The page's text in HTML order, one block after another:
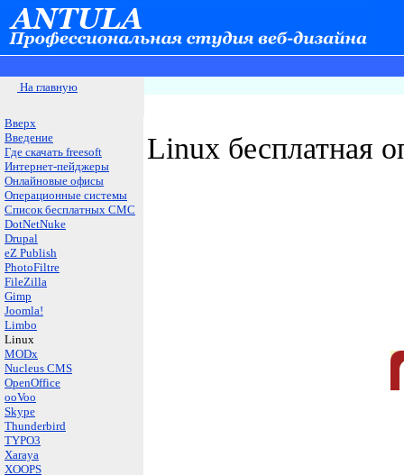
На главную
Вверх
Введение
Где скачать freesoft
Интернет-пейджеры
Онлайновые офисы
Операционные системы
Список бесплатных СМС
DotNetNuke
Drupal
eZ Publish
PhotoFiltre
FileZilla
Gimp
Joomla!
Limbo
Linux
MODx
Nucleus CMS
OpenOffice
ooVoo
Skype
Thunderbird
TYPO3
Xaraya
XOOPS
Linux бесплатная